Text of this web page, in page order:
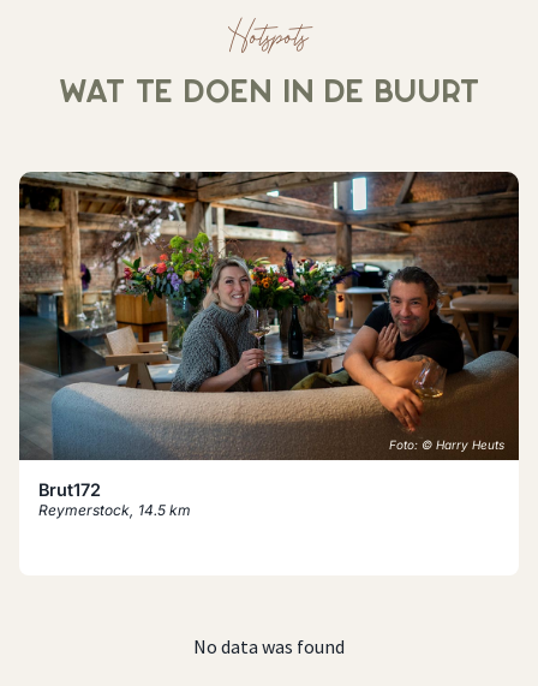
Hotspots
WAT TE DOEN IN DE BUURT
Foto: © Harry Heuts
Brut172
Reymerstock, 14.5 km
No data was found